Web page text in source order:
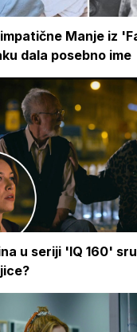
Manje iz
dala posebno ime
u seriji 'IQ 160'